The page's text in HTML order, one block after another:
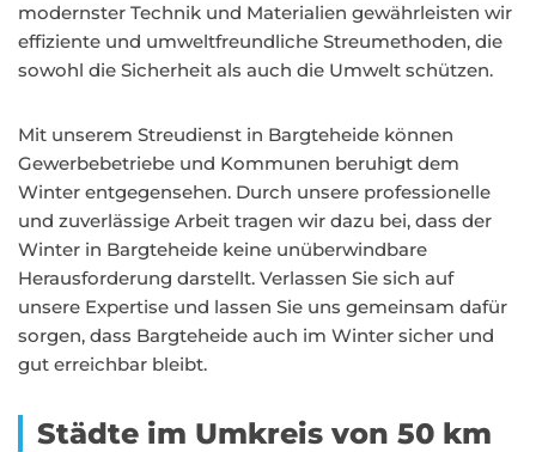
modernster Technik und Materialien gewährleisten wir
effiziente und umweltfreundliche Streumethoden, die
sowohl die Sicherheit als auch die Umwelt schützen.
Mit unserem Streudienst in Bargteheide können
Gewerbebetriebe und Kommunen beruhigt dem
Winter entgegensehen. Durch unsere professionelle
und zuverlässige Arbeit tragen wir dazu bei, dass der
Winter in Bargteheide keine unüberwindbare
Herausforderung darstellt. Verlassen Sie sich auf
unsere Expertise und lassen Sie uns gemeinsam dafür
sorgen, dass Bargteheide auch im Winter sicher und
gut erreichbar bleibt.
Städte im Umkreis von 50 km